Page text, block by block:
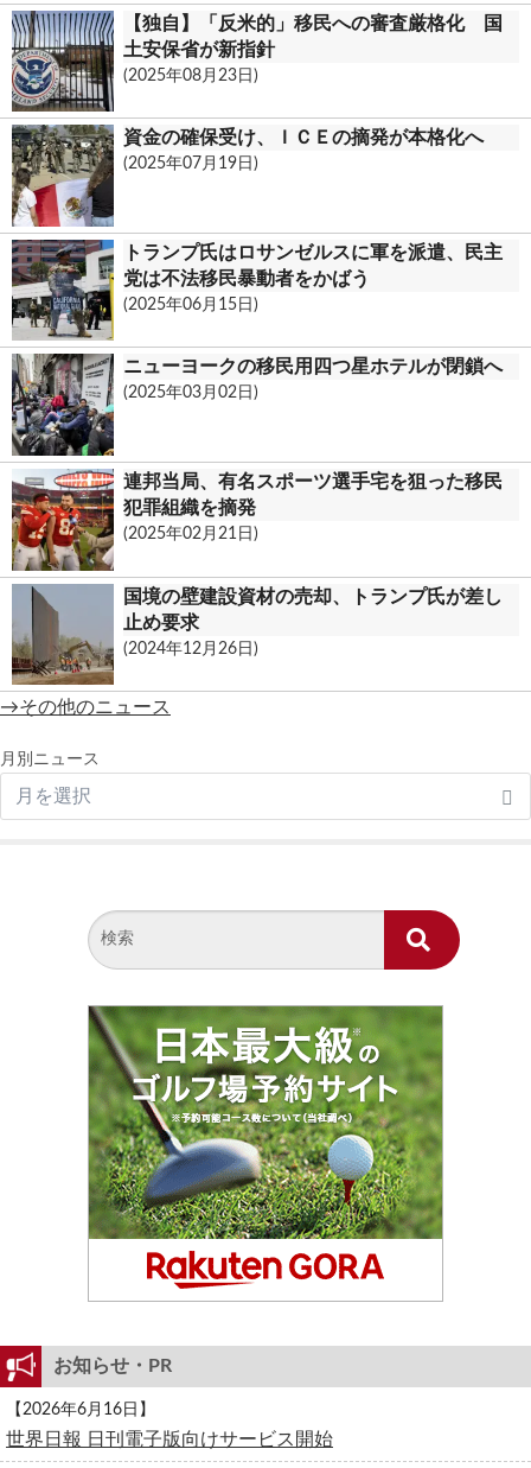
【独自】「反米的」移民への審査厳格化 国
土安保省が新指針
(2025年08月23日)
資金の確保受け、ＩＣＥの摘発が本格化へ
(2025年07月19日)
トランプ氏はロサンゼルスに軍を派遣、民主
党は不法移民暴動者をかばう
(2025年06月15日)
ニューヨークの移民用四つ星ホテルが閉鎖へ
(2025年03月02日)
連邦当局、有名スポーツ選手宅を狙った移民
犯罪組織を摘発
(2025年02月21日)
国境の壁建設資材の売却、トランプ氏が差し
止め要求
(2024年12月26日)
→その他のニュース
月別ニュース
お知らせ・PR
【2026年6月16日】
世界日報 日刊電子版向けサービス開始